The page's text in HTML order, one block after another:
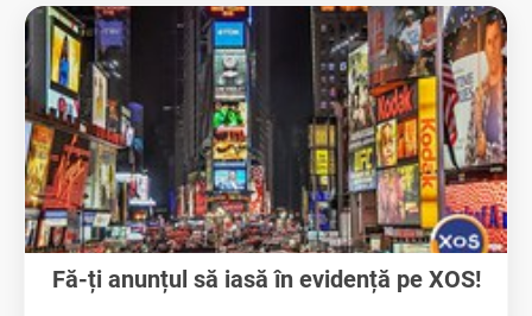
Fă-ți anunțul să iasă în evidență pe XOS!